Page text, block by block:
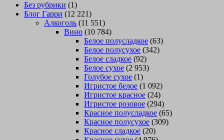
Без рубрики (1)
Блог Гарри (12 221)
Алкоголь (11 551)
Вино (10 784)
Белое полусладкое (63)
Белое полусухое (342)
Белое сладкое (92)
Белое сухое (2 953)
Голубое сухое (1)
Игристое белое (1 092)
Игристое красное (24)
Игристое розовое (294)
Красное полусладкое (65)
Красное полусухое (309)
Красное сладкое (20)